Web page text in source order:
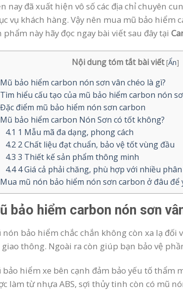
nay đã xuất hiện vô số các địa chỉ chuyên
vụ khách hàng. Vậy nên mua mũ bảo hiểm
phẩm này hãy đọc ngay bài viết sau đây tại
Nội dung tóm tắt bài viết [Ẩn]
Mũ bảo hiểm carbon nón sơn vân chéo là gì?
Tìm hiểu cấu tạo của mũ bảo hiểm carbon nón
Đặc điểm mũ bảo hiểm nón sơn carbon
bảo hiểm carbon Nón Sơn có tốt không?
4.1 1 Mẫu mã đa dạng, phong cách
4.2 2 Chất liệu đạt chuẩn, bảo vệ tốt vùng đầu
4.3 3 Thiết kế sản phẩm thông minh
4.44 Giá cả phải chăng, phù hợp với nhiều
Mua mũ nón bảo hiểm nón sơn carbon ở đâu để
bảo hiểm carbon nón sơn
nón bảo hiểm chắc chắn không còn xa lạ
giao thông. Ngoài ra còn giúp bạn bảo vệ
bảo hiểm xe bên cạnh đảm bảo yếu tố
làm từ nhựa ABS, sợi thủy tinh còn có mũ